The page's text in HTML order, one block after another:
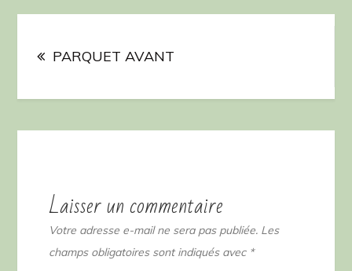
Navigation
de
l’article
PARQUET AVANT
Laisser un commentaire
Votre adresse e-mail ne sera pas publiée. Les
champs obligatoires sont indiqués avec *